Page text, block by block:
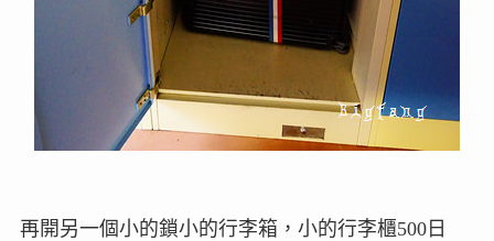
再開另一個小的鎖小的行李箱，小的行李櫃500日